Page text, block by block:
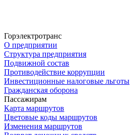
Горэлектротранс
О предприятии
Структура предприятия
Подвижной состав
Противодействие коррупции
Инвестиционные налоговые льготы
Гражданская оборона
Пассажирам
Карта маршрутов
Цветовые коды маршрутов
Изменения маршрутов